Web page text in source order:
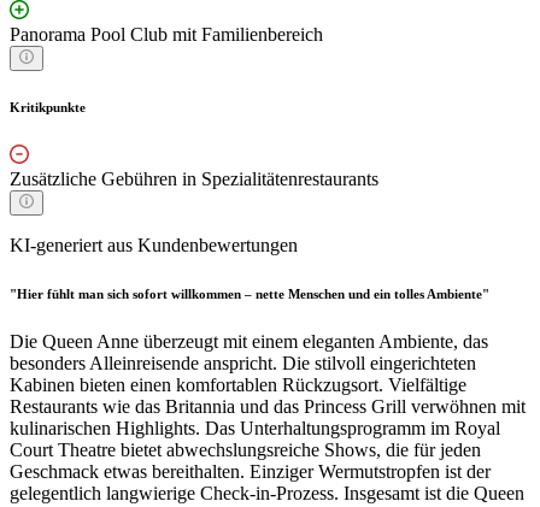
Panorama Pool Club mit Familienbereich
Kritikpunkte
Zusätzliche Gebühren in Spezialitätenrestaurants
KI-generiert aus Kundenbewertungen
"Hier fühlt man sich sofort willkommen – nette Menschen und ein tolles Ambiente"
Die Queen Anne überzeugt mit einem eleganten Ambiente, das
besonders Alleinreisende anspricht. Die stilvoll eingerichteten
Kabinen bieten einen komfortablen Rückzugsort. Vielfältige
Restaurants wie das Britannia und das Princess Grill verwöhnen mit
kulinarischen Highlights. Das Unterhaltungsprogramm im Royal
Court Theatre bietet abwechslungsreiche Shows, die für jeden
Geschmack etwas bereithalten. Einziger Wermutstropfen ist der
gelegentlich langwierige Check-in-Prozess. Insgesamt ist die Queen